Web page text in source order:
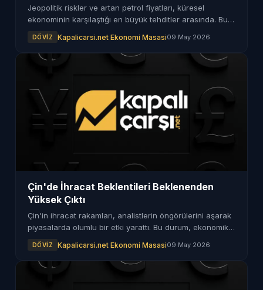
Jeopolitik riskler ve artan petrol fiyatları, küresel
ekonominin karşılaştığı en büyük tehditler arasında. Bu
DÖVIZ Kapalicarsi.net Ekonomi Masasi09 May 2026
Çin'de İhracat Beklentileri Beklenenden
Yüksek Çıktı
Çin'in ihracat rakamları, analistlerin öngörülerini aşarak
piyasalarda olumlu bir etki yarattı. Bu durum, ekonomik
DÖVIZ Kapalicarsi.net Ekonomi Masasi09 May 2026